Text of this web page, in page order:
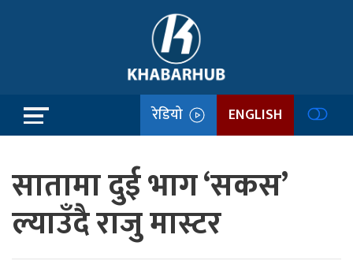
रेडियो ENGLISH
सातामा दुई भाग ‘सकस’
ल्याउँदै राजु मास्टर